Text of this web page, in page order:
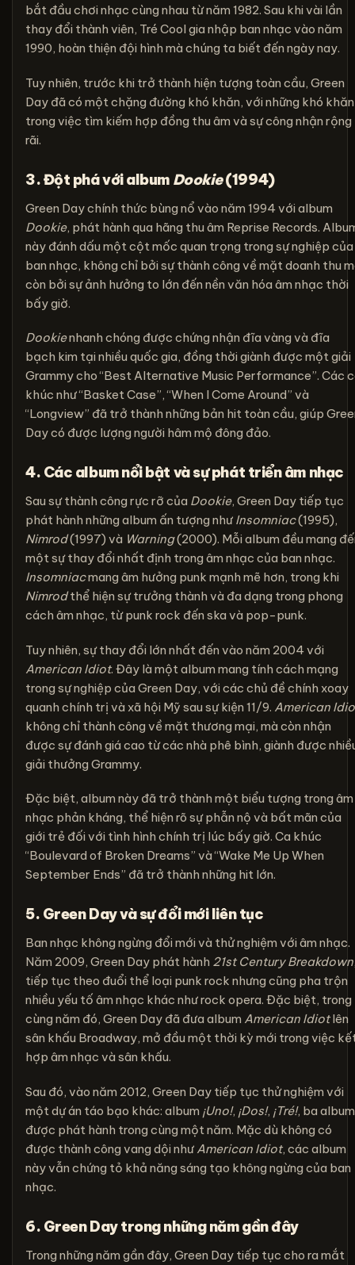
bắt đầu chơi nhạc cùng nhau từ năm 1982. Sau khi vài lần
thay đổi thành viên, Tré Cool gia nhập ban nhạc vào năm
1990, hoàn thiện đội hình mà chúng ta biết đến ngày nay.
Tuy nhiên, trước khi trở thành hiện tượng toàn cầu, Green
Day đã có một chặng đường khó khăn, với những khó khăn
trong việc tìm kiếm hợp đồng thu âm và sự công nhận rộng
rãi.
3. Đột phá với album Dookie(1994)
Green Day chính thức bùng nổ vào năm 1994 với album
Dookie, phát hành qua hãng thu âm Reprise Records.
này đánh dấu một cột mốc quan trọng trong sự nghiệp của
ban nhạc, không chỉ bởi sự thành công về mặt doanh thu
còn bởi sự ảnh hưởng to lớn đến nền văn hóa âm nhạc thời
bấy giờ.
Dookienhanh chóng được chứng nhận đĩa vàng và đĩa
bạch kim tại nhiều quốc gia, đồng thời giành được một giải
Grammy cho “Best Alternative Music Performance”. Các
khúc như “Basket Case”, “When I Come Around” và
“Longview” đã trở thành những bản hit toàn cầu, giúp
Day có được lượng người hâm mộ đông đảo.
4. Các album nổi bật và sự phát triển âm nhạc
Sau sự thành công rực rỡ của Dookie, Green Day tiếp tục
phát hành những album ấn tượng như Insomniac(1995),
Nimrod(1997) và Warning(2000). Mỗi album đều mang
một sự thay đổi nhất định trong âm nhạc của ban nhạc.
Insomniacmang âm hưởng punk mạnh mẽ hơn, trong khi
Nimrodthể hiện sự trưởng thành và đa dạng trong phong
cách âm nhạc, từ punk rock đến ska và pop-punk.
Tuy nhiên, sự thay đổi lớn nhất đến vào năm 2004 với
American Idiot. Đây là một album mang tính cách mạng
trong sự nghiệp của Green Day, với các chủ đề chính xoay
quanh chính trị và xã hội Mỹ sau sự kiện 11/9. American
không chỉ thành công về mặt thương mại, mà còn nhận
được sự đánh giá cao từ các nhà phê bình, giành được
giải thưởng Grammy.
Đặc biệt, album này đã trở thành một biểu tượng trong âm
nhạc phản kháng, thể hiện rõ sự phẫn nộ và bất mãn của
giới trẻ đối với tình hình chính trị lúc bấy giờ. Ca khúc
“Boulevard of Broken Dreams” và “Wake Me Up When
September Ends” đã trở thành những hit lớn.
5. Green Day và sự đổi mới liên tục
Ban nhạc không ngừng đổi mới và thử nghiệm với âm nhạc.
Năm 2009, Green Day phát hành 21st Century Breakdown
tiếp tục theo đuổi thể loại punk rock nhưng cũng pha trộn
nhiều yếu tố âm nhạc khác như rock opera. Đặc biệt, trong
cùng năm đó, Green Day đã đưa album American Idiotlên
sân khấu Broadway, mở đầu một thời kỳ mới trong việc
hợp âm nhạc và sân khấu.
Sau đó, vào năm 2012, Green Day tiếp tục thử nghiệm với
một dự án táo bạo khác: album ¡Uno!, ¡Dos!, ¡Tré!, ba album
được phát hành trong cùng một năm. Mặc dù không có
được thành công vang dội như American Idiot, các album
này vẫn chứng tỏ khả năng sáng tạo không ngừng của ban
nhạc.
6. Green Day trong những năm gần đây
Trong những năm gần đây, Green Day tiếp tục cho ra mắt